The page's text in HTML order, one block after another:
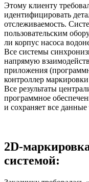
Этому клиенту
идентифицировать
отслеживаемость.
пользовательским
ли корпус насоса
Все системы
напрямую
приложения
контроллер
Все результаты
программное
и сохраняет все данные
2D-
системой: